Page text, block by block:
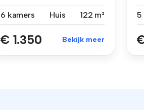
6 kamers
Huis 122 m²
€ 1.350 Bekijk meer